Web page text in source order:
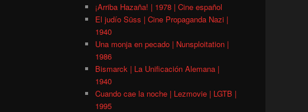
¡Arriba Hazaña! | 1978 | Cine español
El judío Süss | Cine Propaganda Nazi |
1940
Una monja en pecado | Nunsploitation |
1986
Bismarck | La Unificación Alemana |
1940
Cuando cae la noche | Lezmovie | LGTB |
1995